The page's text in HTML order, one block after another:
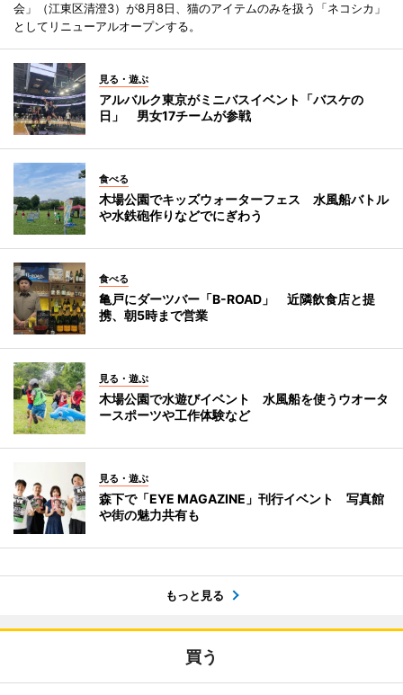
会」（江東区清澄3）が8月8日、猫のアイテムのみを扱う「ネコシカ」
としてリニューアルオープンする。
見る・遊ぶ
アルバルク東京がミニバスイベント「バスケの
日」 男女17チームが参戦
食べる
木場公園でキッズウォーターフェス 水風船バトル
や水鉄砲作りなどでにぎわう
食べる
亀戸にダーツバー「B-ROAD」 近隣飲食店と提
携、朝5時まで営業
見る・遊ぶ
木場公園で水遊びイベント 水風船を使うウオータ
ースポーツや工作体験など
見る・遊ぶ
森下で「EYE MAGAZINE」刊行イベント 写真館
や街の魅力共有も
もっと見る
買う